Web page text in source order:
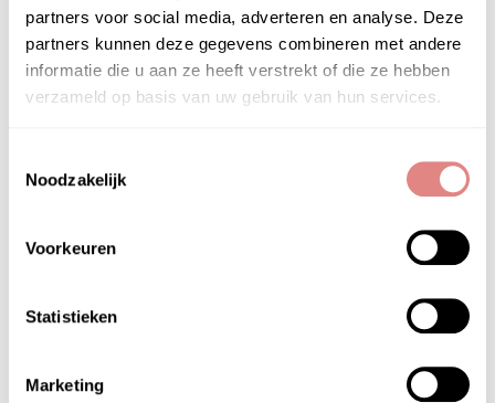
partners voor social media, adverteren en analyse. Deze
partners kunnen deze gegevens combineren met andere
informatie die u aan ze heeft verstrekt of die ze hebben
verzameld op basis van uw gebruik van hun services.
Noodzakelijk
Voorkeuren
Statistieken
Marketing